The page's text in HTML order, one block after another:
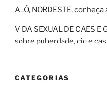
ALÔ, NORDESTE,
VIDA SEXUAL DE CÃES E
sobre puberdade, cio e
CATEGORIAS